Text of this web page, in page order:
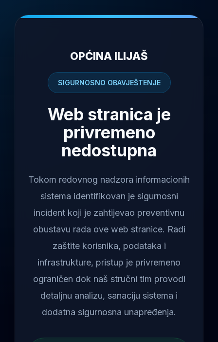
OPĆINA ILIJAŠ
SIGURNOSNO OBAVJEŠTENJE
Web stranica je
privremeno
nedostupna
Tokom redovnog nadzora informacionih
sistema identifikovan je sigurnosni
incident koji je zahtijevao preventivnu
obustavu rada ove web stranice. Radi
zaštite korisnika, podataka i
infrastrukture, pristup je privremeno
ograničen dok naš stručni tim provodi
detaljnu analizu, sanaciju sistema i
dodatna sigurnosna unapređenja.